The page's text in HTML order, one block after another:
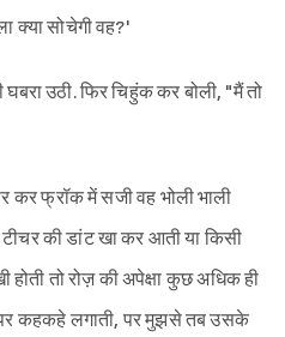
क्या सोचेगी वह?'
उठी. फिर चिहुंक कर बोली, "मैं तो
कर फ्रॉक में सजी वह भोली भाली
की डांट खा कर आती या किसी
तो रोज़ की अपेक्षा कुछ अधिक ही
कहकहे लगाती, पर मुझसे तब उसके